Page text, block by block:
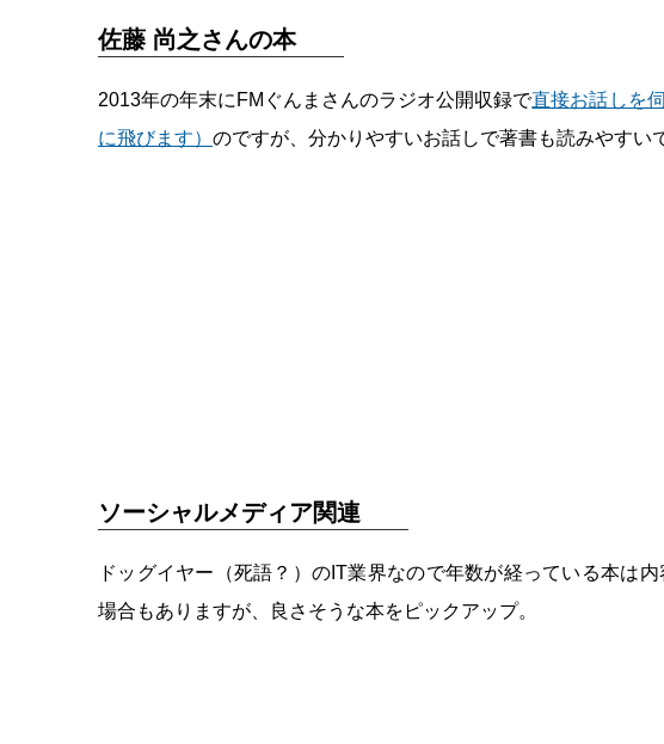
佐藤 尚之さんの本
2013年の年末にFMぐんまさんのラジオ公開収録で直接お話しを
に飛びます） のですが、分かりやすいお話しで著書も読みやすい
ソーシャルメディア関連
ドッグイヤー（死語？）のIT業界なので年数が経っている本は
場合もありますが、良さそうな本をピックアップ。